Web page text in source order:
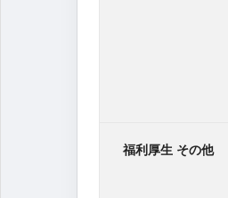
福利厚生 その他